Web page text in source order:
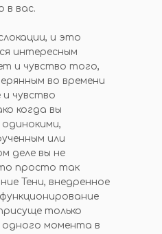
в вас.
и это
интересным
и чувство того,
во времени
чувство
когда вы
одинокими,
или
деле вы не
просто так
Тени, внедренное
только
одного момента в